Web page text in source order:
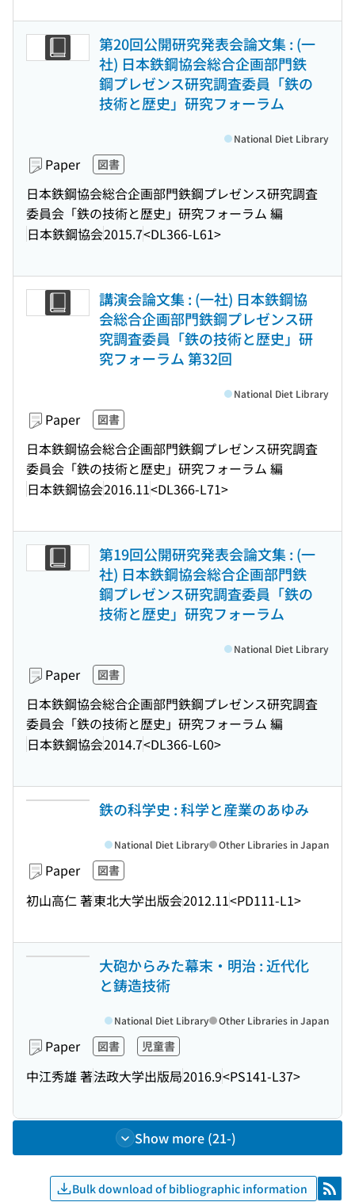
第20回公開研究発表会論文集 : (一
社) 日本鉄鋼協会総合企画部門鉄
鋼プレゼンス研究調査委員「鉄の
技術と歴史」研究フォーラム
Paper 図書
日本鉄鋼協会総合企画部門鉄鋼プレゼンス研究調査
委員会「鉄の技術と歴史」研究フォーラム 編
日本鉄鋼協会2015.7<DL366-L61>
National Diet Library
講演会論文集 : (一社) 日本鉄鋼協
会総合企画部門鉄鋼プレゼンス研
究調査委員「鉄の技術と歴史」研
究フォーラム 第32回
Paper 図書
日本鉄鋼協会総合企画部門鉄鋼プレゼンス研究調査
委員会「鉄の技術と歴史」研究フォーラム 編
日本鉄鋼協会2016.11<DL366-L71>
National Diet Library
第19回公開研究発表会論文集 : (一
社) 日本鉄鋼協会総合企画部門鉄
鋼プレゼンス研究調査委員「鉄の
技術と歴史」研究フォーラム
Paper 図書
日本鉄鋼協会総合企画部門鉄鋼プレゼンス研究調査
委員会「鉄の技術と歴史」研究フォーラム 編
日本鉄鋼協会2014.7<DL366-L60>
National Diet Library
鉄の科学史 : 科学と産業のあゆみ
Paper 図書
初山高仁 著東北大学出版会2012.11<PD111-L1>
National Diet Library Other Libraries in Japan
大砲からみた幕末・明治 : 近代化
と鋳造技術
Paper 図書 児童書
中江秀雄 著法政大学出版局2016.9<PS141-L37>
National Diet Library Other Libraries in Japan
Show more (21-)
Bulk download of bibliographic information RSS